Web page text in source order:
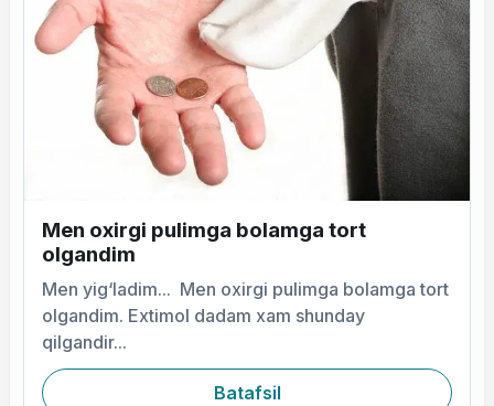
Men oxirgi pulimga bolamga tort
olgandim
Men yig‘ladim... Men oxirgi pulimga bolamga tort
olgandim. Extimol dadam xam shunday
qilgandir...
Batafsil